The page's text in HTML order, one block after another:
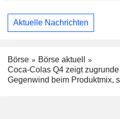
Aktuelle Nachrichten
Börse
Börse aktuell
Coca-Colas Q4 zeigt
Gegenwind beim Produktmix,